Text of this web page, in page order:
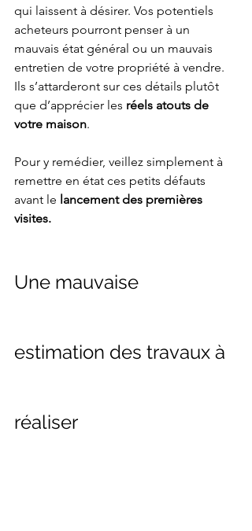
qui laissent à désirer. Vos potentiels
acheteurs pourront penser à un
mauvais état général ou un mauvais
entretien de votre propriété à vendre.
Ils s’attarderont sur ces détails plutôt
que d’apprécier les réels atouts de
votre maison.
Pour y remédier, veillez simplement à
remettre en état ces petits défauts
avant le lancement des premières
visites.
Une mauvaise
estimation des travaux à
réaliser